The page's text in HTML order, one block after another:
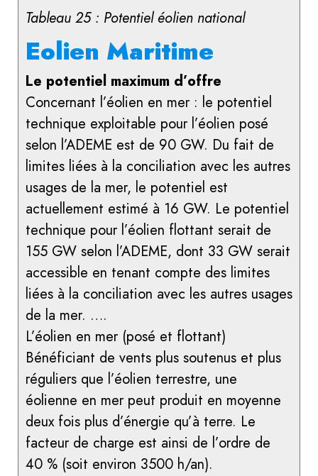
Tableau 25 : Potentiel éolien national
Eolien Maritime
Le potentiel maximum d’offre
Concernant l’éolien en mer : le potentiel
technique exploitable pour l’éolien posé
selon l’ADEME est de 90 GW. Du fait de
limites liées à la conciliation avec les autres
usages de la mer, le potentiel est
actuellement estimé à 16 GW. Le potentiel
technique pour l’éolien flottant serait de
155 GW selon l’ADEME, dont 33 GW serait
accessible en tenant compte des limites
liées à la conciliation avec les autres usages
de la mer. ….
L’éolien en mer (posé et flottant)
Bénéficiant de vents plus soutenus et plus
réguliers que l’éolien terrestre, une
éolienne en mer peut produit en moyenne
deux fois plus d’énergie qu’à terre. Le
facteur de charge est ainsi de l’ordre de
40 % (soit environ 3500 h/an).